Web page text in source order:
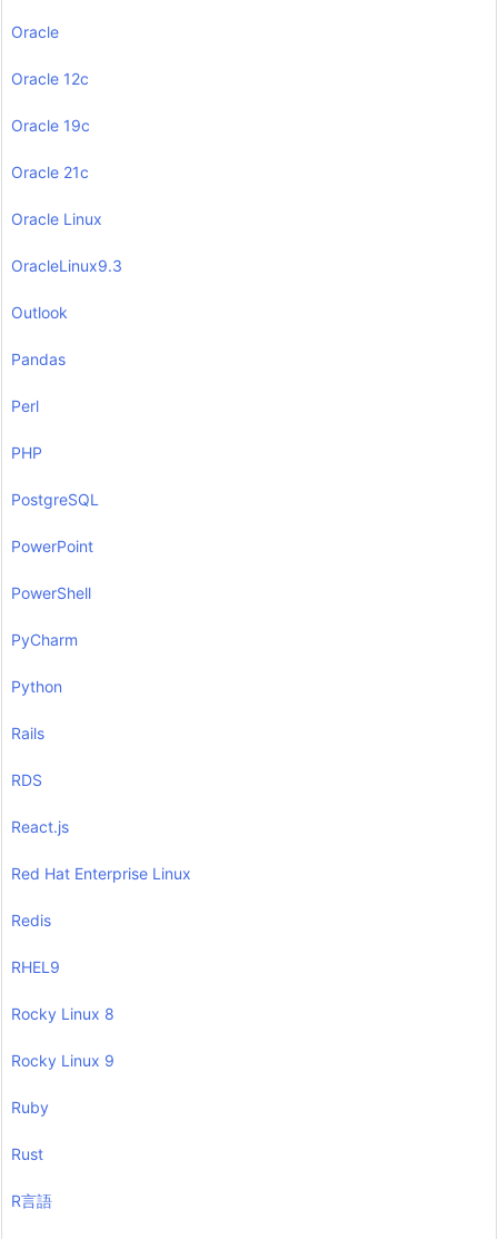
Oracle
Oracle 12c
Oracle 19c
Oracle 21c
Oracle Linux
OracleLinux9.3
Outlook
Pandas
Perl
PHP
PostgreSQL
PowerPoint
PowerShell
PyCharm
Python
Rails
RDS
React.js
Red Hat Enterprise Linux
Redis
RHEL9
Rocky Linux 8
Rocky Linux 9
Ruby
Rust
R言語